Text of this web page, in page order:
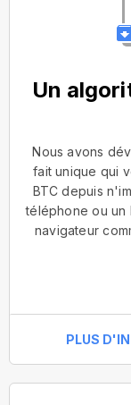
Un
Nous avons
fait unique qui
BTC depuis
téléphone ou un
navigateur
PLUS